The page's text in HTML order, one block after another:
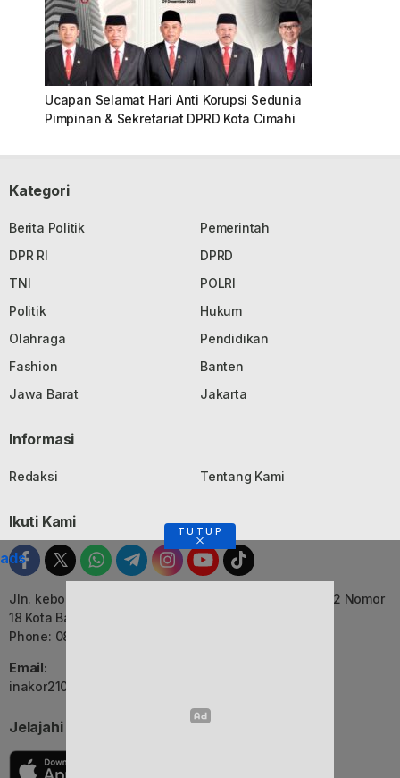
Ucapan Selamat Hari Anti Korupsi Sedunia
Pimpinan & Sekretariat DPRD Kota Cimahi
Kategori
Berita Politik
Pemerintah
DPR RI
DPRD
TNI
POLRI
Politik
Hukum
Olahraga
Pendidikan
Fashion
Banten
Jawa Barat
Jakarta
Informasi
Redaksi Tentang Kami
Ikuti Kami
Jln. kebon Jati, Komplek Ruko Luxor Permai Kavling 22 Nomor
18 Kota Bandung, Jawa Barat
Phone: 082116055552
Email:
inakor2105@gmail.com (Redaksi)
Jelajahi Berita di Apps Kami
TUTUP
ads